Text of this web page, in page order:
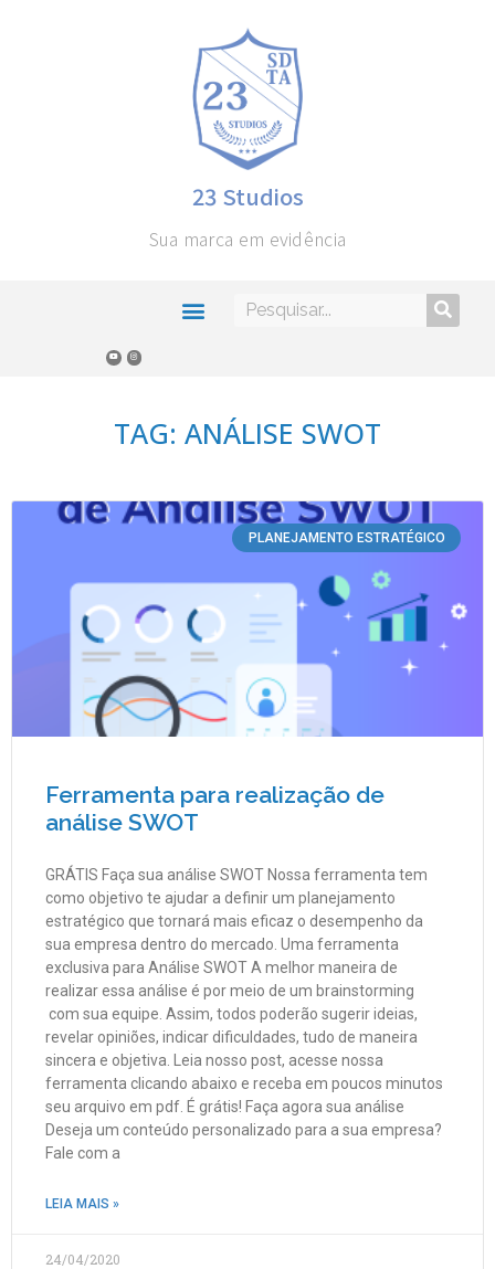
23 Studios
Sua marca em evidência
TAG: ANÁLISE SWOT
PLANEJAMENTO ESTRATÉGICO
Ferramenta para realização de
análise SWOT
GRÁTIS Faça sua análise SWOT Nossa ferramenta tem
como objetivo te ajudar a definir um planejamento
estratégico que tornará mais eficaz o desempenho da
sua empresa dentro do mercado. Uma ferramenta
exclusiva para Análise SWOT A melhor maneira de
realizar essa análise é por meio de um brainstorming
com sua equipe. Assim, todos poderão sugerir ideias,
revelar opiniões, indicar dificuldades, tudo de maneira
sincera e objetiva. Leia nosso post, acesse nossa
ferramenta clicando abaixo e receba em poucos minutos
seu arquivo em pdf. É grátis! Faça agora sua análise
Deseja um conteúdo personalizado para a sua empresa?
Fale com a
LEIA MAIS »
24/04/2020